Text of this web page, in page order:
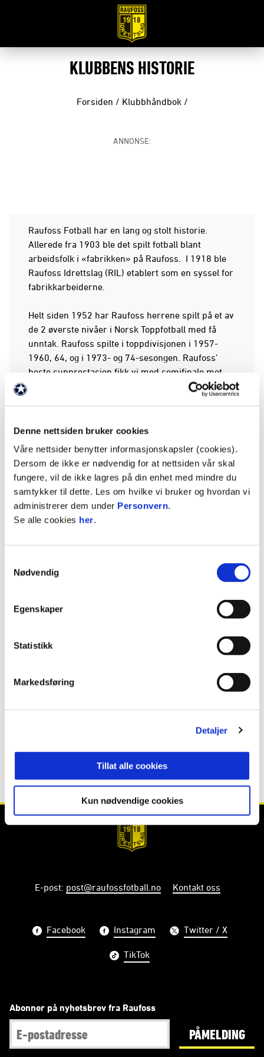
Denne nettsiden bruker cookies
Våre nettsider benytter informasjonskapsler (cookies).
Dersom de ikke er nødvendig for at nettsiden vår skal
fungere, vil de ikke lagres på din enhet med mindre du
samtykker til dette. Les om hvilke vi bruker og hvordan vi
administrerer dem under Personvern.
Se alle cookies her.
Nødvendig
Egenskaper
Statistikk
Markedsføring
Detaljer
Tillat alle cookies
Kun nødvendige cookies
KLUBBENS HISTORIE
Forsiden / Klubbhåndbok /
ANNONSE:
Raufoss Fotball har en lang og stolt historie.
Allerede fra 1903 ble det spilt fotball blant
arbeidsfolk i «fabrikken» på Raufoss. I 1918 ble
Raufoss Idrettslag (RIL) etablert som en syssel for
fabrikkarbeiderne.
Helt siden 1952 har Raufoss herrene spilt på et av
de 2 øverste nivåer i Norsk Toppfotball med få
unntak. Raufoss spilte i toppdivisjonen i 1957-
1960, 64, og i 1973- og 74-sesongen. Raufoss’
beste cupprestasjon fikk vi med semifinale mot
Lillestrøm i 1977. Raufoss har vokst fram som en
profesjonell klubb med ambisjoner, og herrene
samarbeidsprosjekt mellom Vind idrettslag og
Raufoss idrettslag. I 1996 skiftet laget navn til
Gjøvik fotballklubb, og i 2010 ble Raufoss
kvinnelige fotballag dannet etter enighet om at
For mer historie anbefales jubileumsboka "Krutt i
forbindelse med vårt 100-årsjubileum i 2018.
E-post: post@raufossfotball.no Kontakt oss
Facebook Instagram Twitter / X
TikTok
Abonner på nyhetsbrev fra Raufoss
PÅMELDING